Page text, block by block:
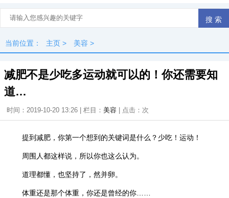
当前位置： 主页 > 美容 >
减肥不是少吃多运动就可以的！你还需要知
道…
时间：2019-10-20 13:26 | 栏目： 美容 | 点击： 次
提到减肥，你第一个想到的关键词是什么？少吃！运动！
周围人都这样说，所以你也这么认为。
道理都懂，也坚持了，然并卵。
体重还是那个体重，你还是曾经的你……